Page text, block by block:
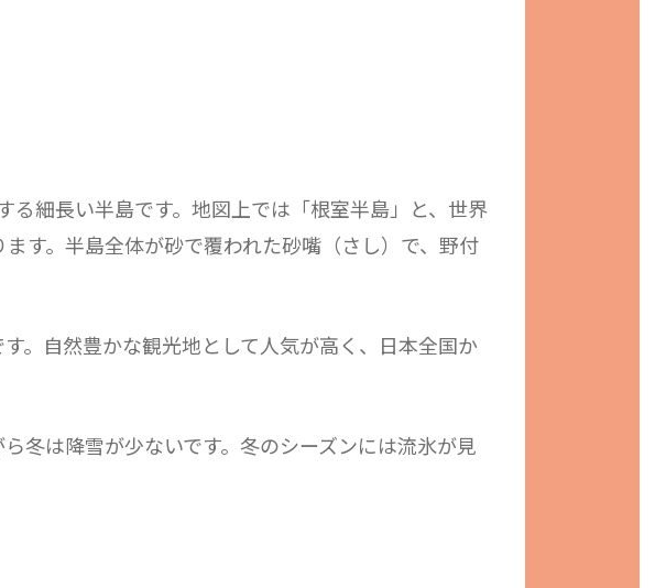
細長い半島です。地図上では「根室半島」と、世界
す。半島全体が砂で覆われた砂嘴（さし）で、野付
。自然豊かな観光地として人気が高く、日本全国か
冬は降雪が少ないです。冬のシーズンには流氷が見